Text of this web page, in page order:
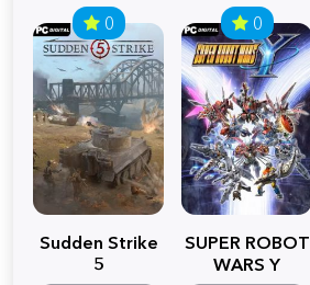
0
Sudden Strike
5
0
SUPER ROBOT
WARS Y